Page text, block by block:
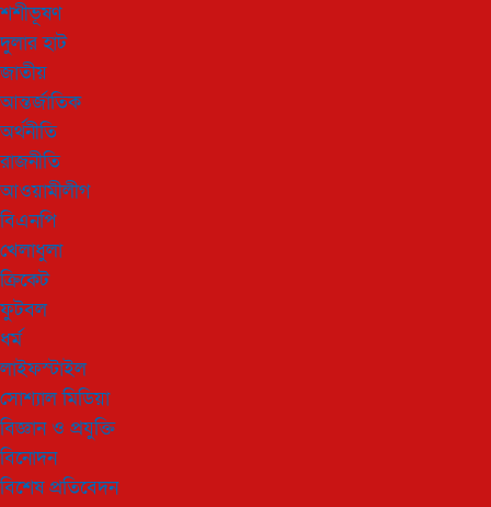
শশীভূষণ
দুলার হাট
জাতীয়
আন্তর্জাতিক
অর্থনীতি
রাজনীতি
আওয়ামীলীগ
বিএনপি
খেলাধুলা
ক্রিকেট
ফুটবল
ধর্ম
লাইফস্টাইল
সোশ্যাল মিডিয়া
বিজ্ঞান ও প্রযুক্তি
বিনোদন
বিশেষ প্রতিবেদন